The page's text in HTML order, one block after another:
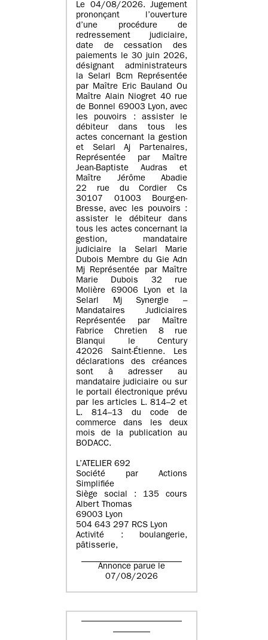
Le 04/08/2026. Jugement
prononçant l’ouverture
d’une procédure de
redressement judiciaire,
date de cessation des
paiements le 30 juin 2026,
désignant administrateurs
la Selarl Bcm Représentée
par Maître Eric Bauland Ou
Maître Alain Niogret 40 rue
de Bonnel 69003 Lyon, avec
les pouvoirs : assister le
débiteur dans tous les
actes concernant la gestion
et Selarl Aj Partenaires,
Représentée par Maître
Jean-Baptiste Audras et
Maître Jérôme Abadie
22 rue du Cordier Cs
30107 01003 Bourg-en-
Bresse, avec les pouvoirs :
assister le débiteur dans
tous les actes concernant la
gestion, mandataire
judiciaire la Selarl Marie
Dubois Membre du Gie Adn
Mj Représentée par Maître
Marie Dubois 32 rue
Molière 69006 Lyon et la
Selarl Mj Synergie –
Mandataires Judiciaires
Représentée par Maître
Fabrice Chretien 8 rue
Blanqui le Century
42026 Saint-Étienne. Les
déclarations des créances
sont à adresser au
mandataire judiciaire ou sur
le portail électronique prévu
par les articles L. 814–2 et
L. 814–13 du code de
commerce dans les deux
mois de la publication au
BODACC.
L’ATELIER 692
Société par Actions
Simplifiée
Siège social : 135 cours
Albert Thomas
69003 Lyon
504 643 297 RCS Lyon
Activité : boulangerie,
pâtisserie,
Annonce parue le
07/08/2026